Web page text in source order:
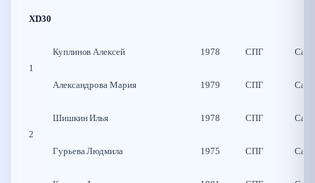
XD30
1
Куплинов Алексей 1978 СПГ
Александрова Мария 1979 СПГ
2
Шишкин Илья 1978 СПГ
Гурьева Людмила 1975 СПГ